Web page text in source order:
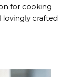
for cooking
lovingly crafted